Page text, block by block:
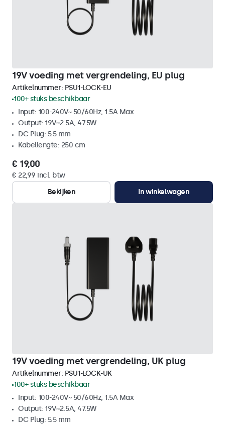
19V voeding met vergrendeling, EU plug
Artikelnummer: PSU1-LOCK-EU
100+ stuks beschikbaar
Input: 100-240V~ 50/60Hz, 1.5A Max
Output: 19V⎓2.5A, 47.5W
DC Plug: 5.5 mm
Kabellengte: 250 cm
€ 19,00
€ 22,99 incl. btw
Bekijken
In winkelwagen
19V voeding met vergrendeling, UK plug
Artikelnummer: PSU1-LOCK-UK
100+ stuks beschikbaar
Input: 100-240V~ 50/60Hz, 1.5A Max
Output: 19V⎓2.5A, 47.5W
DC Plug: 5.5 mm